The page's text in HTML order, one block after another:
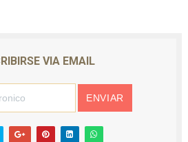
VIA EMAIL